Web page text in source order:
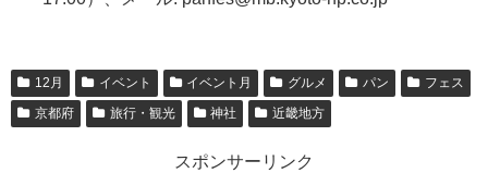
12月 イベント イベント月 グルメ パン
フェス
京都府
旅行・観光 神社 近畿地方
スポンサーリンク